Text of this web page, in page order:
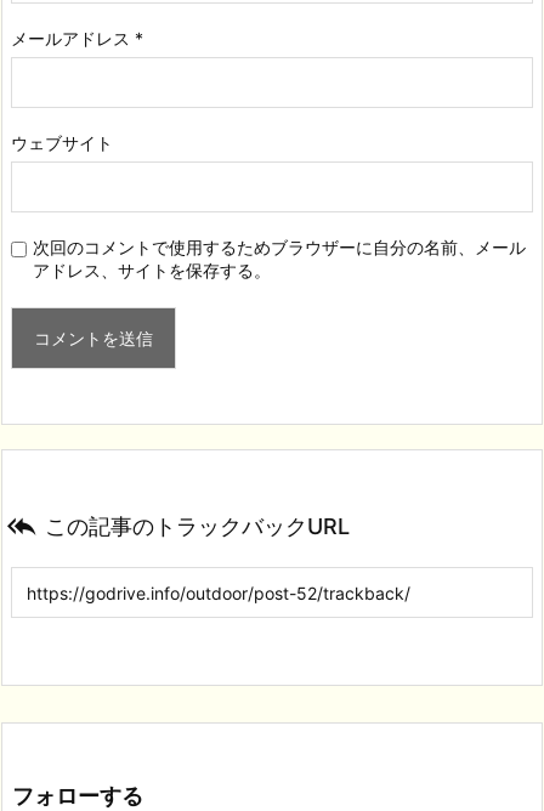
メールアドレス *
ウェブサイト
次回のコメントで使用するためブラウザーに自分の名前、メール
アドレス、サイトを保存する。
 この記事のトラックバックURL
フォローする